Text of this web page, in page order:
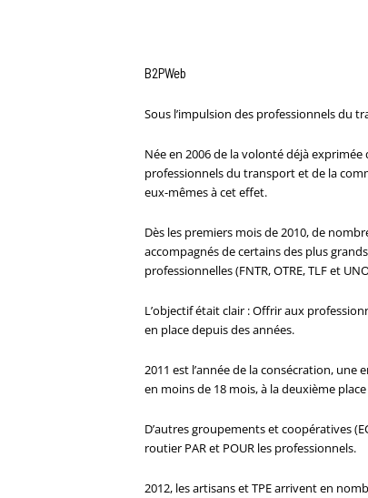
B2PWeb
Sous l’impulsion des professionnels du
Née en 2006 de la volonté déjà
professionnels du transport et de la
eux-mêmes à cet effet.
Dès les premiers mois de 2010, de
accompagnés de certains des plus grands
professionnelles (FNTR, OTRE, TLF et
L’objectif était clair : Offrir aux
en place depuis des années.
2011 est l’année de la consécration, une
en moins de 18 mois, à la deuxième
D’autres groupements et coopératives
routier PAR et POUR les professionnels.
2012, les artisans et TPE arrivent en